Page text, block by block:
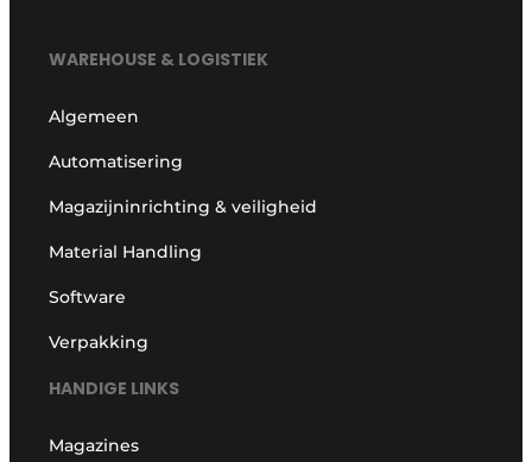
WAREHOUSE & LOGISTIEK
Algemeen
Automatisering
Magazijninrichting & veiligheid
Material Handling
Software
Verpakking
HANDIGE LINKS
Magazines